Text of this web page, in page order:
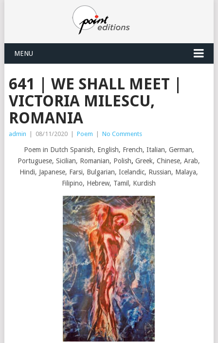
MENU
641 | WE SHALL MEET |
VICTORIA MILESCU,
ROMANIA
admin 08/11/2020 Poem No Comments
Poem in Dutch Spanish, English, French, Italian, German,
Portuguese, Sicilian, Romanian, Polish, Greek, Chinese, Arab,
Hindi, Japanese, Farsi, Bulgarian, Icelandic, Russian, Malaya,
Filipino, Hebrew, Tamil, Kurdish